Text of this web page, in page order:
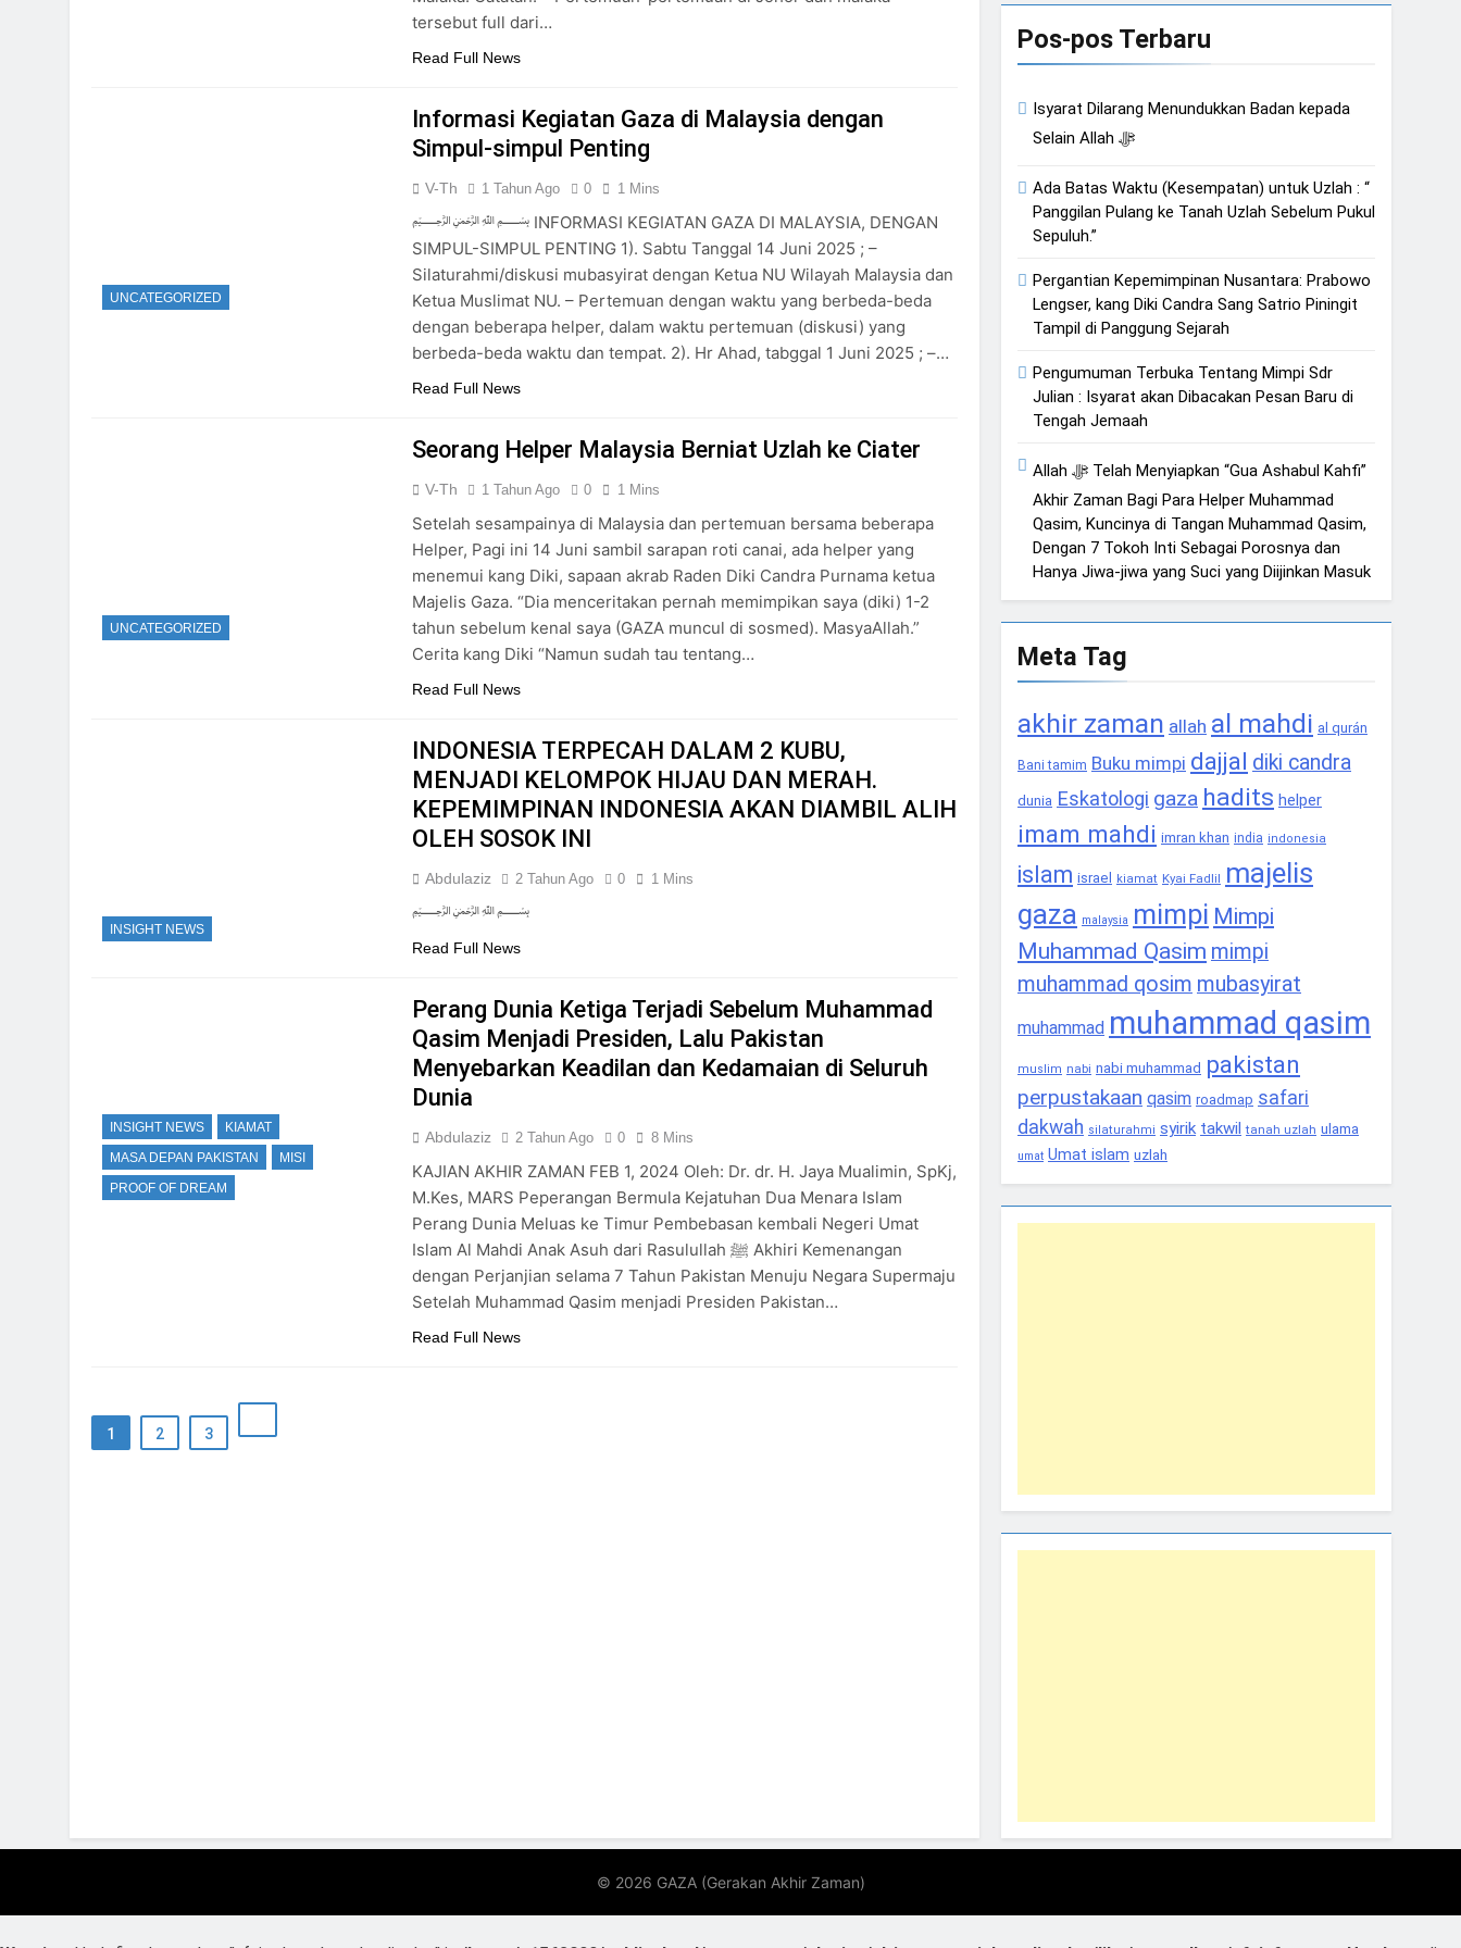
Ketika Istikharah Dijawab Lewat Wajah (kang Diki) : Isyarat Petunjuk Melalui Jalan Hati
Cahaya dari Timur: Isyarat Kebangkitan Islam Dimulai dari Arah Timur
tersebut full dari…
Read Full News
UNCATEGORIZED
Informasi Kegiatan Gaza di Malaysia dengan
Simpul-simpul Penting
V-Th 1 Tahun Ago 0 1 Mins
﷽ INFORMASI KEGIATAN GAZA DI MALAYSIA, DENGAN
SIMPUL-SIMPUL PENTING 1). Sabtu Tanggal 14 Juni 2025 ; –
Silaturahmi/diskusi mubasyirat dengan Ketua NU Wilayah Malaysia dan
Ketua Muslimat NU. – Pertemuan dengan waktu yang berbeda-beda
dengan beberapa helper, dalam waktu pertemuan (diskusi) yang
berbeda-beda waktu dan tempat. 2). Hr Ahad, tabggal 1 Juni 2025 ; –…
Read Full News
UNCATEGORIZED
Seorang Helper Malaysia Berniat Uzlah ke Ciater
V-Th 1 Tahun Ago 0 1 Mins
Setelah sesampainya di Malaysia dan pertemuan bersama beberapa
Helper, Pagi ini 14 Juni sambil sarapan roti canai, ada helper yang
menemui kang Diki, sapaan akrab Raden Diki Candra Purnama ketua
Majelis Gaza. “Dia menceritakan pernah memimpikan saya (diki) 1-2
tahun sebelum kenal saya (GAZA muncul di sosmed). MasyaAllah.”
Cerita kang Diki “Namun sudah tau tentang…
Read Full News
INSIGHT NEWS
INDONESIA TERPECAH DALAM 2 KUBU,
MENJADI KELOMPOK HIJAU DAN MERAH.
KEPEMIMPINAN INDONESIA AKAN DIAMBIL ALIH
OLEH SOSOK INI
Abdulaziz 2 Tahun Ago 0 1 Mins
﷽
Read Full News
INSIGHT NEWS
KIAMAT
MASA DEPAN PAKISTAN
MISI
PROOF OF DREAM
Perang Dunia Ketiga Terjadi Sebelum Muhammad
Qasim Menjadi Presiden, Lalu Pakistan
Menyebarkan Keadilan dan Kedamaian di Seluruh
Dunia
Abdulaziz 2 Tahun Ago 0 8 Mins
KAJIAN AKHIR ZAMAN FEB 1, 2024 Oleh: Dr. dr. H. Jaya Mualimin, SpKj,
M.Kes, MARS Peperangan Bermula Kejatuhan Dua Menara Islam
Perang Dunia Meluas ke Timur Pembebasan kembali Negeri Umat
Islam Al Mahdi Anak Asuh dari Rasulullah ﷺ Akhiri Kemenangan
dengan Perjanjian selama 7 Tahun Pakistan Menuju Negara Supermaju
Setelah Muhammad Qasim menjadi Presiden Pakistan…
Read Full News
1 2 3
Pos-pos Terbaru
Isyarat Dilarang Menundukkan Badan kepada
Selain Allah ﷻ
Ada Batas Waktu (Kesempatan) untuk Uzlah : “
Panggilan Pulang ke Tanah Uzlah Sebelum Pukul
Sepuluh.”
Pergantian Kepemimpinan Nusantara: Prabowo
Lengser, kang Diki Candra Sang Satrio Piningit
Tampil di Panggung Sejarah
Pengumuman Terbuka Tentang Mimpi Sdr
Julian : Isyarat akan Dibacakan Pesan Baru di
Tengah Jemaah
Allah ﷻ Telah Menyiapkan “Gua Ashabul Kahfi”
Akhir Zaman Bagi Para Helper Muhammad
Qasim, Kuncinya di Tangan Muhammad Qasim,
Dengan 7 Tokoh Inti Sebagai Porosnya dan
Hanya Jiwa-jiwa yang Suci yang Diijinkan Masuk
Meta Tag
akhir zaman allah al mahdi al qurán
Bani tamim Buku mimpi dajjal diki candra
dunia Eskatologi gaza hadits helper
imam mahdi imran khan india indonesia
islam israel kiamat Kyai Fadlil majelis
gaza malaysia mimpi Mimpi
Muhammad Qasim mimpi
muhammad qosim mubasyirat
muhammad muhammad qasim
muslim nabi nabi muhammad pakistan
perpustakaan qasim roadmap safari
dakwah silaturahmi syirik takwil tanah uzlah ulama
umat Umat islam uzlah